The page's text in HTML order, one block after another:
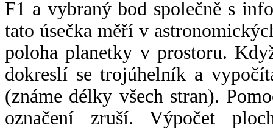
F1 a vybraný bod společně s
tato úsečka měří v
poloha planetky v prostoru.
dokreslí se trojúhelník a
(známe délky všech stran).
označení zruší. Výpočet